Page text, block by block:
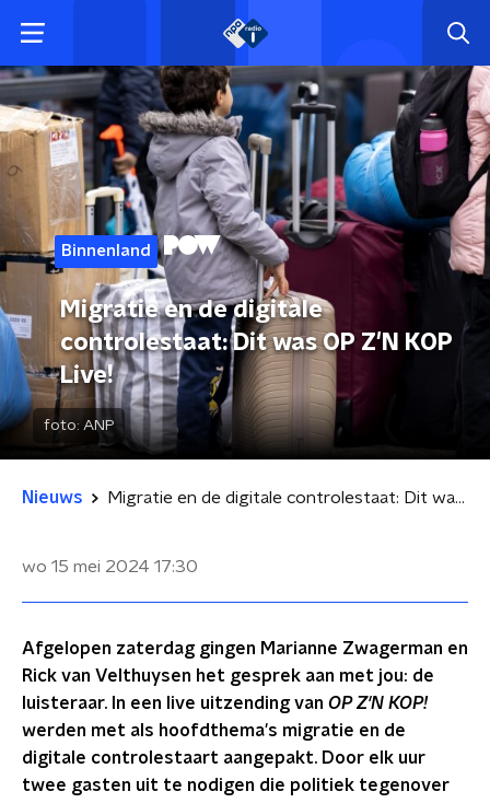
Binnenland
Migratie en de digitale
controlestaat: Dit was OP Z'N KOP
Live!
foto: ANP
Nieuws Migratie en de digitale controlestaat: Dit was OP Z'N KOP Live!
wo 15 mei 2024 17:30
Afgelopen zaterdag gingen Marianne Zwagerman en
Rick van Velthuysen het gesprek aan met jou: de
luisteraar. In een live uitzending van OP Z'N KOP!
werden met als hoofdthema's migratie en de
digitale controlestaart aangepakt. Door elk uur
twee gasten uit te nodigen die politiek tegenover